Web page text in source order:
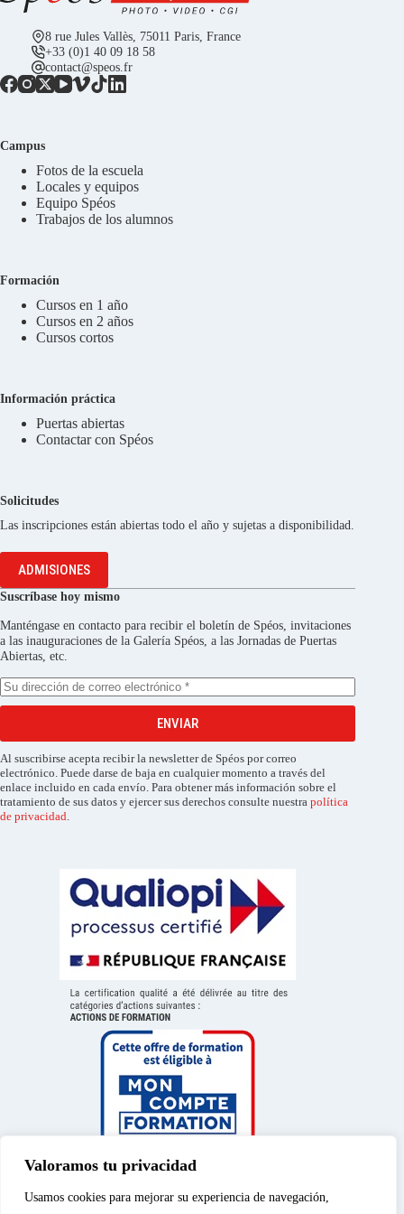
Valoramos tu privacidad
Usamos cookies para mejorar su experiencia de navegación,
8 rue Jules Vallès, 75011 Paris, France
+33 (0)1 40 09 18 58
contact@speos.fr
Campus
Fotos de la escuela
Locales y equipos
Equipo Spéos
Trabajos de los alumnos
Formación
Cursos en 1 año
Cursos en 2 años
Cursos cortos
Información práctica
Puertas abiertas
Contactar con Spéos
Solicitudes
Las inscripciones están abiertas todo el año y sujetas a disponibilidad.
ADMISIONES
Suscríbase hoy mismo
Manténgase en contacto para recibir el boletín de Spéos, invitaciones
a las inauguraciones de la Galería Spéos, a las Jornadas de Puertas
Abiertas, etc.
ENVIAR
Al suscribirse acepta recibir la newsletter de Spéos por correo
electrónico. Puede darse de baja en cualquier momento a través del
enlace incluido en cada envío. Para obtener más información sobre el
tratamiento de sus datos y ejercer sus derechos consulte nuestra política
de privacidad.